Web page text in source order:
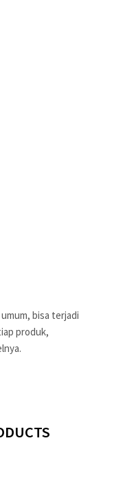
bisa terjadi
produk,